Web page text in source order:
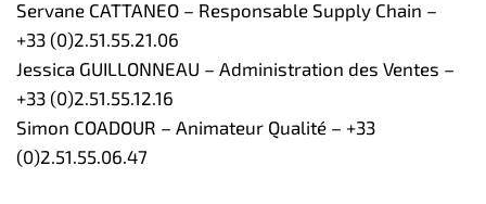
Servane CATTANEO – Responsable Supply Chain –
+33 (0)2.51.55.21.06
Jessica GUILLONNEAU – Administration des Ventes –
+33 (0)2.51.55.12.16
Simon COADOUR – Animateur Qualité – +33
(0)2.51.55.06.47